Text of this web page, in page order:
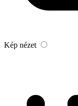
Kép nézet